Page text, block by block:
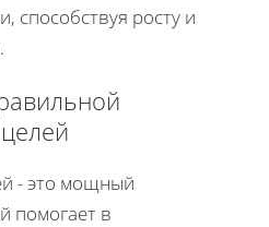
способствуя росту и
- это мощный
помогает в